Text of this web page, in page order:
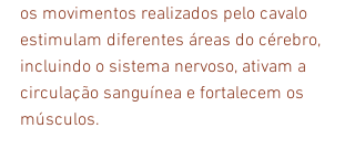
os movimentos realizados pelo cavalo
estimulam diferentes áreas do cérebro,
incluindo o sistema nervoso, ativam a
circulação sanguínea e fortalecem os
músculos.